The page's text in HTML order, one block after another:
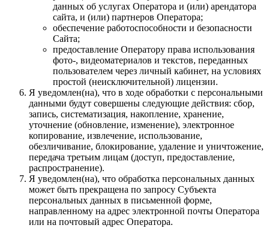
данных об услугах Оператора и (или) арендатора
сайта, и (или) партнеров Оператора;
обеспечение работоспособности и безопасности
Сайта;
предоставление Оператору права использования
фото-, видеоматериалов и текстов, переданных
пользователем через личный кабинет, на условиях
простой (неисключительной) лицензии.
Я уведомлен(на), что в ходе обработки с персональными
данными будут совершены следующие действия: сбор,
запись, систематизация, накопление, хранение,
уточнение (обновление, изменение), электронное
копирование, извлечение, использование,
обезличивание, блокирование, удаление и уничтожение,
передача третьим лицам (доступ, предоставление,
распространение).
Я уведомлен(на), что обработка персональных данных
может быть прекращена по запросу Субъекта
персональных данных в письменной форме,
направленному на адрес электронной почты Оператора
или на почтовый адрес Оператора.